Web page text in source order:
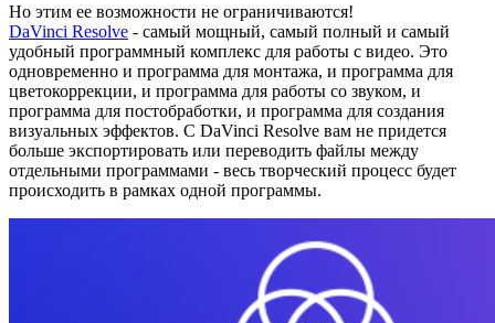
Но этим ее возможности не ограничиваются!
DaVinci Resolve - самый мощный, самый полный и самый
удобный программный комплекс для работы с видео. Это
одновременно и программа для монтажа, и программа для
цветокоррекции, и программа для работы со звуком, и
программа для постобработки, и программа для создания
визуальных эффектов. С DaVinci Resolve вам не придется
больше экспортировать или переводить файлы между
отдельными программами - весь творческий процесс будет
происходить в рамках одной программы.